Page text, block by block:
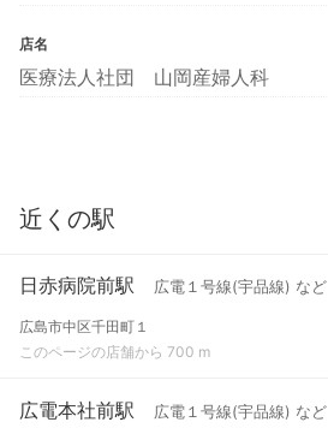
店名
医療法人社団 山岡産婦人科
近くの駅
日赤病院前駅 広電１号線(宇品線) など
広島市中区千田町１
このページの店舗から 700 m
広電本社前駅 広電１号線(宇品線) など